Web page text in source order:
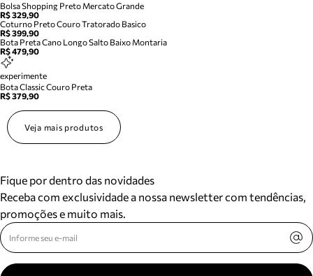
Bolsa Shopping Preto Mercato Grande
R$ 329,90
Coturno Preto Couro Tratorado Basico
R$ 399,90
Bota Preta Cano Longo Salto Baixo Montaria
R$ 479,90
experimente
Bota Classic Couro Preta
R$ 379,90
Veja mais produtos
Fique por dentro das novidades
Receba com exclusividade a nossa newsletter com tendências,
promoções e muito mais.